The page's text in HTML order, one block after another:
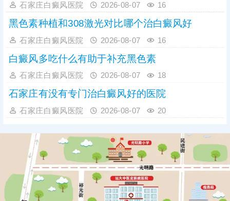
石家庄白癜风医院 2026-08-07 16
黑色素种植和308激光对比哪个治白癜风好
石家庄白癜风医院 2026-08-07 16
白癜风多吃什么有助于补充黑色素
石家庄白癜风医院 2026-08-07 18
石家庄有没有专门治白癜风好的医院
石家庄白癜风医院 2026-08-07 20